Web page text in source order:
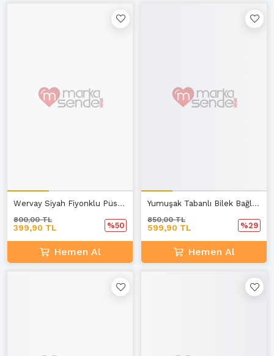
Wervay Siyah Fiyonklu Püsküllü Kadın Babet A-3
399,90 TL
800,00 TL
%50
Hemen Al
Yumuşak Tabanlı Bilek Bağlamalı Beyaz Sandalet D-3
599,90 TL
850,00 TL
%29
Hemen Al